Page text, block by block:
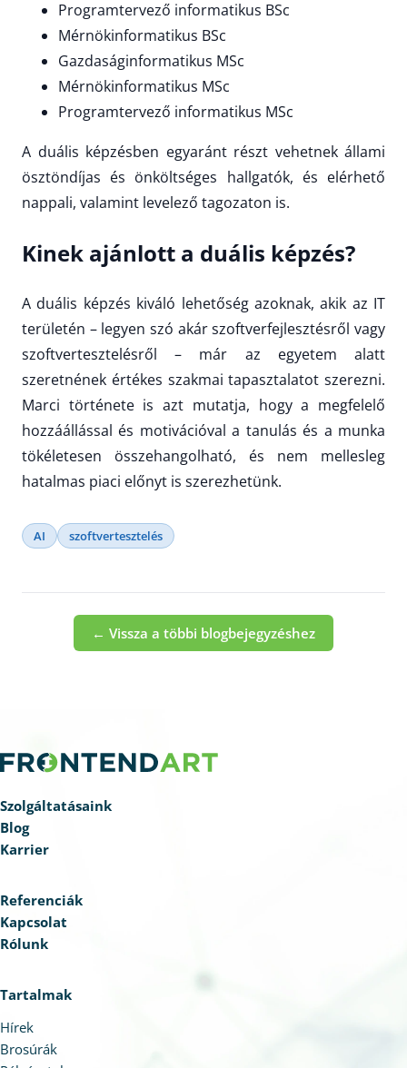
Programtervező informatikus BSc
Mérnökinformatikus BSc
Gazdaságinformatikus MSc
Mérnökinformatikus MSc
Programtervező informatikus MSc
A duális képzésben egyaránt részt vehetnek állami
ösztöndíjas és önköltséges hallgatók, és elérhető
nappali, valamint levelező tagozaton is.
Kinek ajánlott a duális képzés?
A duális képzés kiváló lehetőség azoknak, akik az IT
területén – legyen szó akár szoftverfejlesztésről vagy
szoftvertesztelésről – már az egyetem alatt
szeretnének értékes szakmai tapasztalatot szerezni.
Marci története is azt mutatja, hogy a megfelelő
hozzáállással és motivációval a tanulás és a munka
tökéletesen összehangolható, és nem mellesleg
hatalmas piaci előnyt is szerezhetünk.
AI szoftvertesztelés
← Vissza a többi blogbejegyzéshez
Szolgáltatásaink
Blog
Karrier
Referenciák
Kapcsolat
Rólunk
Tartalmak
Hírek
Brosúrák